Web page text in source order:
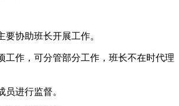
要协助班长开展工作。
工作，可分管部分工作，班长不在时代理
员进行监督。